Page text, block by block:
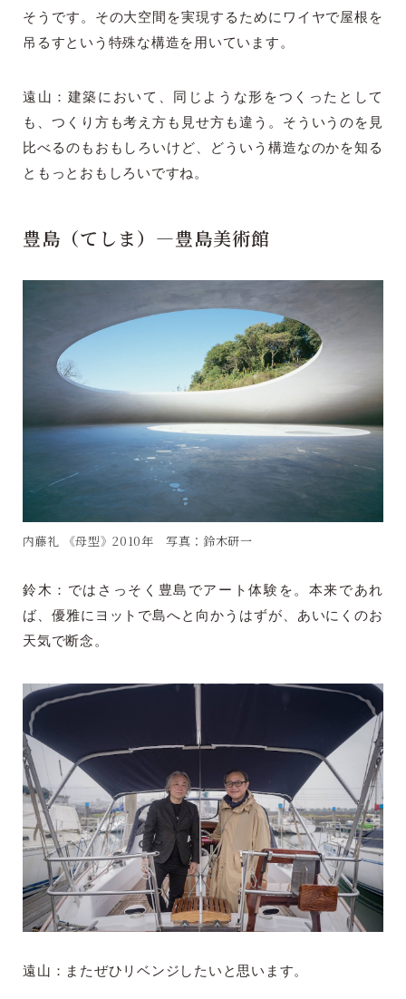
そうです。その大空間を実現するためにワイヤで屋根を
吊るすという特殊な構造を用いています。
遠山：建築において、同じような形をつくったとして
も、つくり方も考え方も見せ方も違う。そういうのを見
比べるのもおもしろいけど、どういう構造なのかを知る
ともっとおもしろいですね。
豊島（てしま）―豊島美術館
内藤礼 《母型》2010年 写真：鈴木研一
鈴木：ではさっそく豊島でアート体験を。本来であれ
ば、優雅にヨットで島へと向かうはずが、あいにくのお
天気で断念。
遠山：またぜひリベンジしたいと思います。